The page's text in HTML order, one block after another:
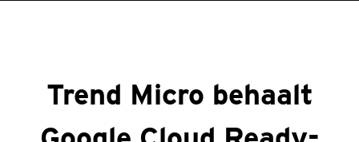
Trend Micro behaalt
Products